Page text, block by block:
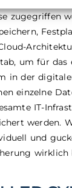
zugegriffen
um für das
in der
einzelne
IT-
werden.
und
wirklich